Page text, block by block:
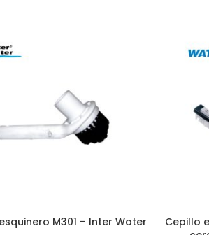
M301 – Inter Water
Cepillo